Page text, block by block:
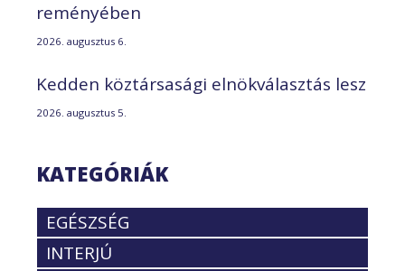
reményében
2026. augusztus 6.
Kedden köztársasági elnökválasztás lesz
2026. augusztus 5.
KATEGÓRIÁK
EGÉSZSÉG
INTERJÚ